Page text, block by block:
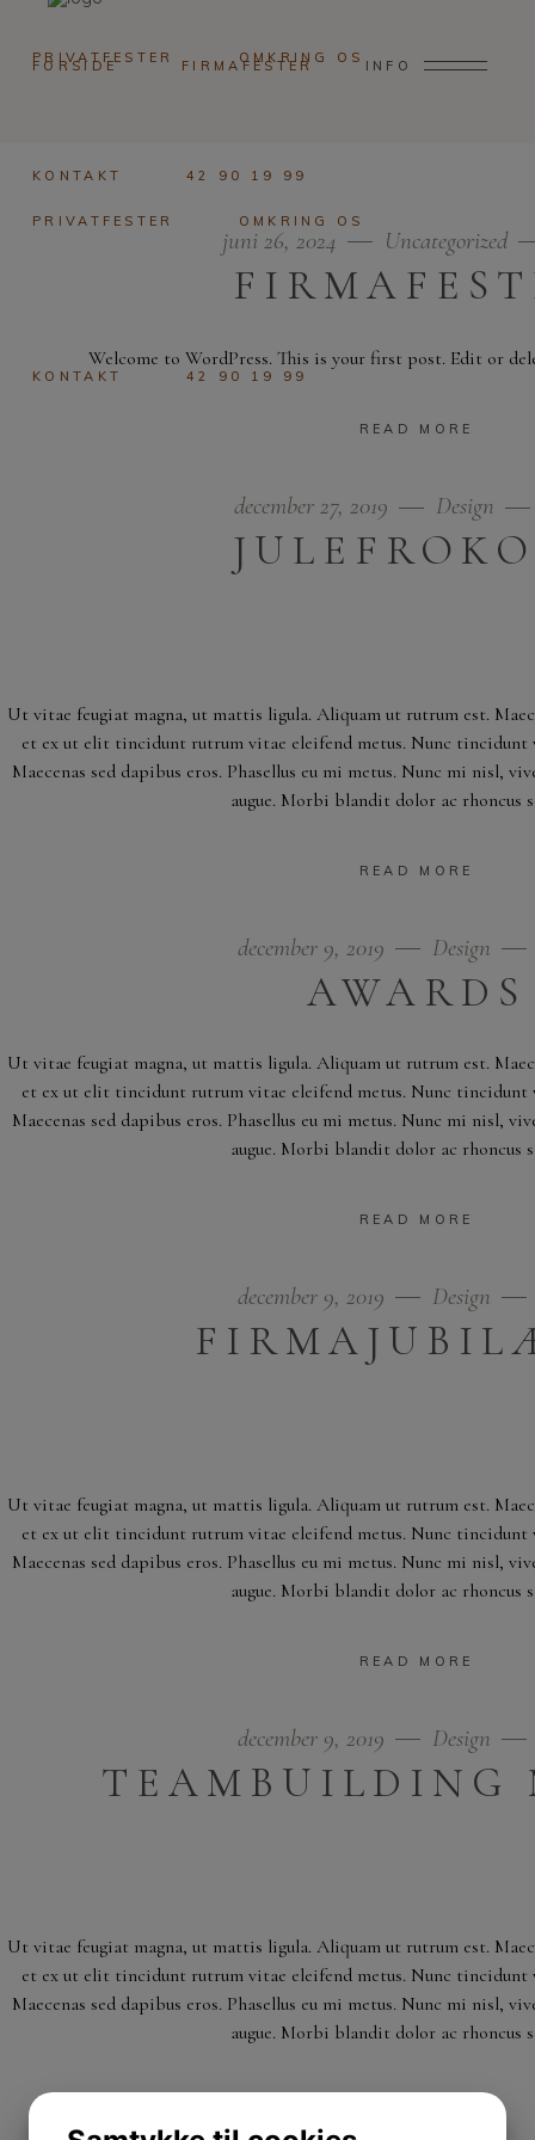
FORSIDE FIRMAFESTER
PRIVATFESTER OMKRING OS
KONTAKT 42 90 19 99
INFO
PRIVATFESTER OMKRING OS
KONTAKT 42 90 19 99
juni 26, 2024 Uncategorized
Welcome to WordPress. This is your first post. Edit or
READ MORE
december 27, 2019 Design
Ut vitae feugiat magna, ut mattis ligula. Aliquam ut rutrum est.
et ex ut elit tincidunt rutrum vitae eleifend metus. Nunc tincidunt
Maecenas sed dapibus eros. Phasellus eu mi metus. Nunc mi nisl,
augue. Morbi blandit dolor ac rhoncus
READ MORE
december 9, 2019 Design
AWARDS
Ut vitae feugiat magna, ut mattis ligula. Aliquam ut rutrum est.
et ex ut elit tincidunt rutrum vitae eleifend metus. Nunc tincidunt
Maecenas sed dapibus eros. Phasellus eu mi metus. Nunc mi nisl,
augue. Morbi blandit dolor ac rhoncus
READ MORE
december 9, 2019 Design
Ut vitae feugiat magna, ut mattis ligula. Aliquam ut rutrum est.
et ex ut elit tincidunt rutrum vitae eleifend metus. Nunc tincidunt
Maecenas sed dapibus eros. Phasellus eu mi metus. Nunc mi nisl,
augue. Morbi blandit dolor ac rhoncus
READ MORE
december 9, 2019 Design
TEAMBUILDING
Ut vitae feugiat magna, ut mattis ligula. Aliquam ut rutrum est.
et ex ut elit tincidunt rutrum vitae eleifend metus. Nunc tincidunt
Maecenas sed dapibus eros. Phasellus eu mi metus. Nunc mi nisl,
augue. Morbi blandit dolor ac rhoncus